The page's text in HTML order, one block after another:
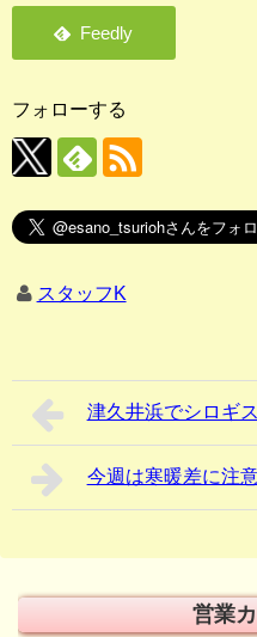
フォローする
スタッフK
津久井浜でシロギ
今週は寒暖差に注意
営業